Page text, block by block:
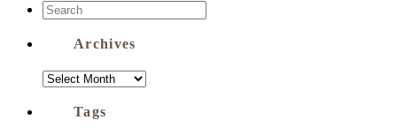
Archives
ARCHIVES
Tags